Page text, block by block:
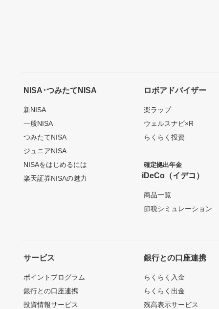
NISA･つみたてNISA
新NISA
一般NISA
つみたてNISA
ジュニアNISA
NISAをはじめるには
楽天証券NISAの魅力
ロボアドバイザー
楽ラップ
ウェルスナビ×R
らくらく投資
確定拠出年金
iDeCo（イデコ）
商品一覧
節税シミュレーション
サービス
ポイントプログラム
銀行との口座連携
投資情報サービス
銀行との口座連携
らくらく入金
らくらく出金
残高表示サービス